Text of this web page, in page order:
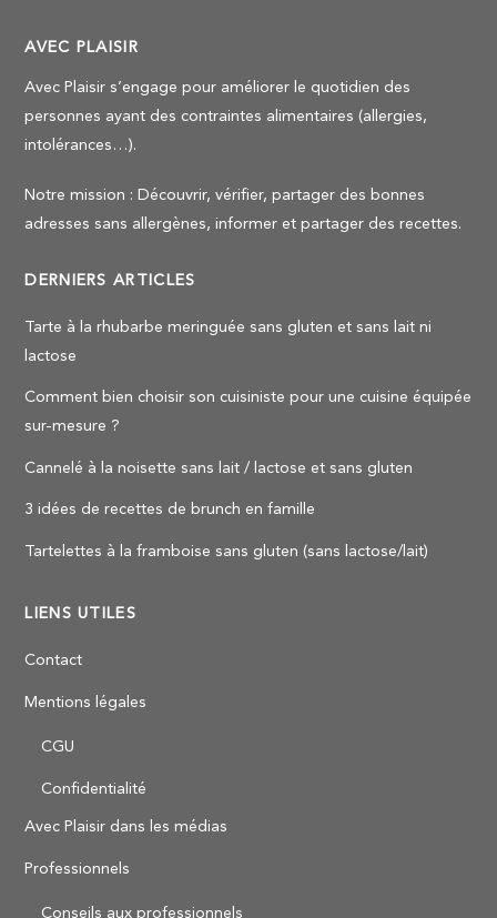
AVEC PLAISIR
Avec Plaisir s’engage pour améliorer le quotidien des
personnes ayant des contraintes alimentaires (allergies,
intolérances…).
Notre mission : Découvrir, vérifier, partager des bonnes
adresses sans allergènes, informer et partager des recettes.
DERNIERS ARTICLES
Tarte à la rhubarbe meringuée sans gluten et sans lait ni
lactose
Comment bien choisir son cuisiniste pour une cuisine équipée
sur-mesure ?
Cannelé à la noisette sans lait / lactose et sans gluten
3 idées de recettes de brunch en famille
Tartelettes à la framboise sans gluten (sans lactose/lait)
LIENS UTILES
Contact
Mentions légales
CGU
Confidentialité
Avec Plaisir dans les médias
Professionnels
Conseils aux professionnels